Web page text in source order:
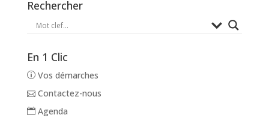
Rechercher
En 1 Clic
Vos démarches
Contactez-nous
Agenda